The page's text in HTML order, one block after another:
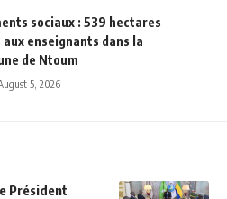
sociaux : 539 hectares
aux enseignants dans la
de Ntoum
5, 2026
Président